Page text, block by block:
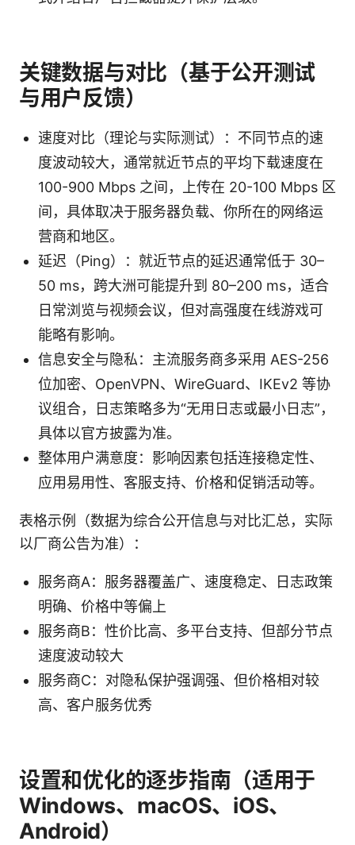
关键数据与对比（基于公开测试
与用户反馈）
速度对比（理论与实际测试）：不同节点的速
度波动较大，通常就近节点的平均下载速度在
100-900 Mbps 之间，上传在 20-100 Mbps 区
间，具体取决于服务器负载、你所在的网络运
营商和地区。
延迟（Ping）：就近节点的延迟通常低于 30–
50 ms，跨大洲可能提升到 80–200 ms，适合
日常浏览与视频会议，但对高强度在线游戏可
能略有影响。
信息安全与隐私：主流服务商多采用 AES-256
位加密、OpenVPN、WireGuard、IKEv2 等协
议组合，日志策略多为“无用日志或最小日志”，
具体以官方披露为准。
整体用户满意度：影响因素包括连接稳定性、
应用易用性、客服支持、价格和促销活动等。
表格示例（数据为综合公开信息与对比汇总，实际
以厂商公告为准）：
服务商A：服务器覆盖广、速度稳定、日志政策
明确、价格中等偏上
服务商B：性价比高、多平台支持、但部分节点
速度波动较大
服务商C：对隐私保护强调强、但价格相对较
高、客户服务优秀
设置和优化的逐步指南（适用于
Windows、macOS、iOS、
Android）